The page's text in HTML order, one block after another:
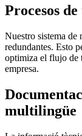
Procesos
Nuestro sistema de
redundantes. Esto
optimiza el flujo de
empresa.
multilingüe